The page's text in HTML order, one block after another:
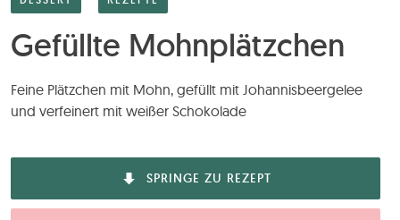
Gefüllte Mohnplätzchen
Feine Plätzchen mit Mohn, gefüllt mit Johannisbeergelee
und verfeinert mit weißer Schokolade
SPRINGE ZU REZEPT